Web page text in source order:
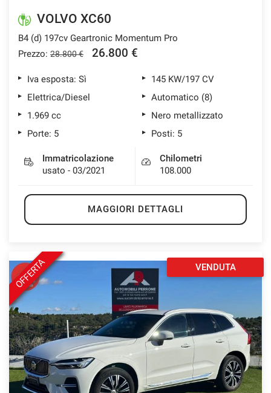
VOLVO XC60
B4 (d) 197cv Geartronic Momentum Pro
Prezzo: 28.800 € 26.800 €
Iva esposta: Sì
145 KW/197 CV
Elettrica/Diesel
Automatico (8)
1.969 cc
Nero metallizzato
Porte: 5
Posti: 5
Immatricolazione
usato - 03/2021
Chilometri
108.000
MAGGIORI DETTAGLI
OFFERTA VENDUTA